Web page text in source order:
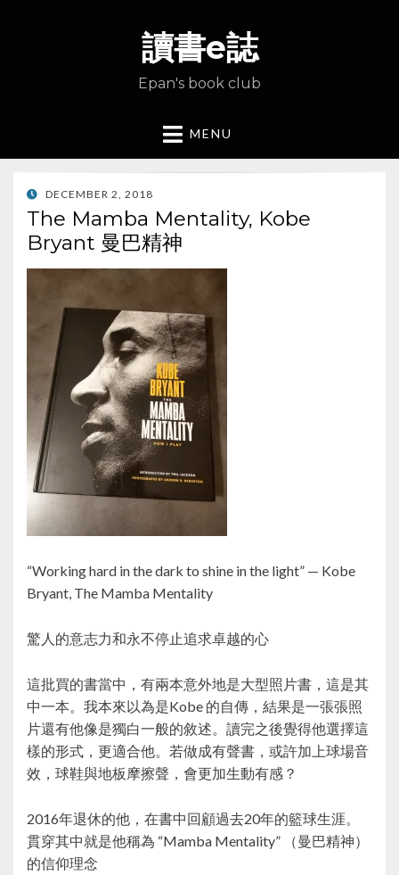
讀書e誌
Epan's book club
MENU
POSTED
ON
DECEMBER 2, 2018
The Mamba Mentality, Kobe
Bryant 曼巴精神
“Working hard in the dark to shine in the light” — Kobe
Bryant, The Mamba Mentality
驚人的意志力和永不停止追求卓越的心
這批買的書當中，有兩本意外地是大型照片書，這是其
中一本。我本來以為是Kobe 的自傳，結果是一張張照
片還有他像是獨白一般的敘述。讀完之後覺得他選擇這
樣的形式，更適合他。若做成有聲書，或許加上球場音
效，球鞋與地板摩擦聲，會更加生動有感？
2016年退休的他，在書中回顧過去20年的籃球生涯。
貫穿其中就是他稱為 “Mamba Mentality” （曼巴精神）
的信仰理念